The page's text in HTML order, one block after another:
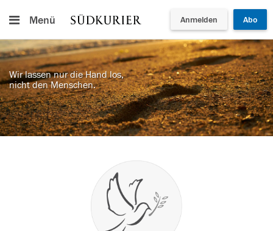
Menü Anmelden Abo
Wir lassen nur die Hand los,
nicht den Menschen.